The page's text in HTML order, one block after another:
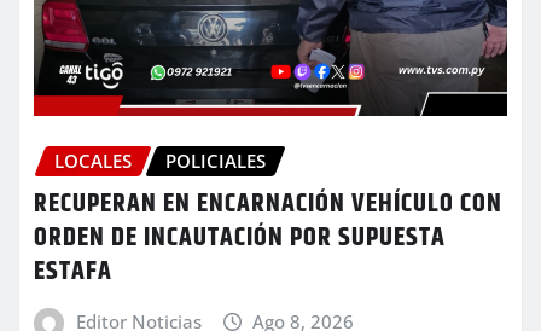
LOCALES POLICIALES
RECUPERAN EN ENCARNACIÓN VEHÍCULO CON
ORDEN DE INCAUTACIÓN POR SUPUESTA
ESTAFA
Editor Noticias Ago 8, 2026